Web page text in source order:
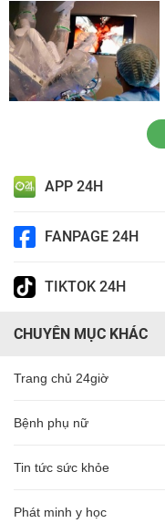
APP 24H
FANPAGE 24H
TIKTOK 24H
CHUYÊN MỤC KHÁC
Trang chủ 24giờ
Bệnh phụ nữ
Tin tức sức khỏe
Phát minh y học